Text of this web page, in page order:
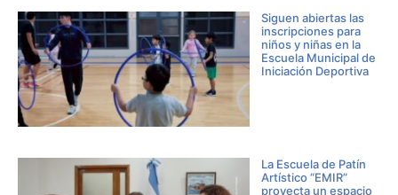
Siguen abiertas las
inscripciones para
niños y niñas en la
Escuela Municipal de
Iniciación Deportiva
La Escuela de Patín
Artístico “EMIR”
proyecta un espacio